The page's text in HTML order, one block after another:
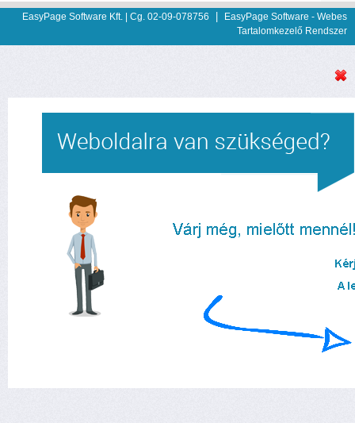
EasyPage Software Kft. | Cg. 02-09-078756 EasyPage Software - Webes
Tartalomkezelő Rendszer